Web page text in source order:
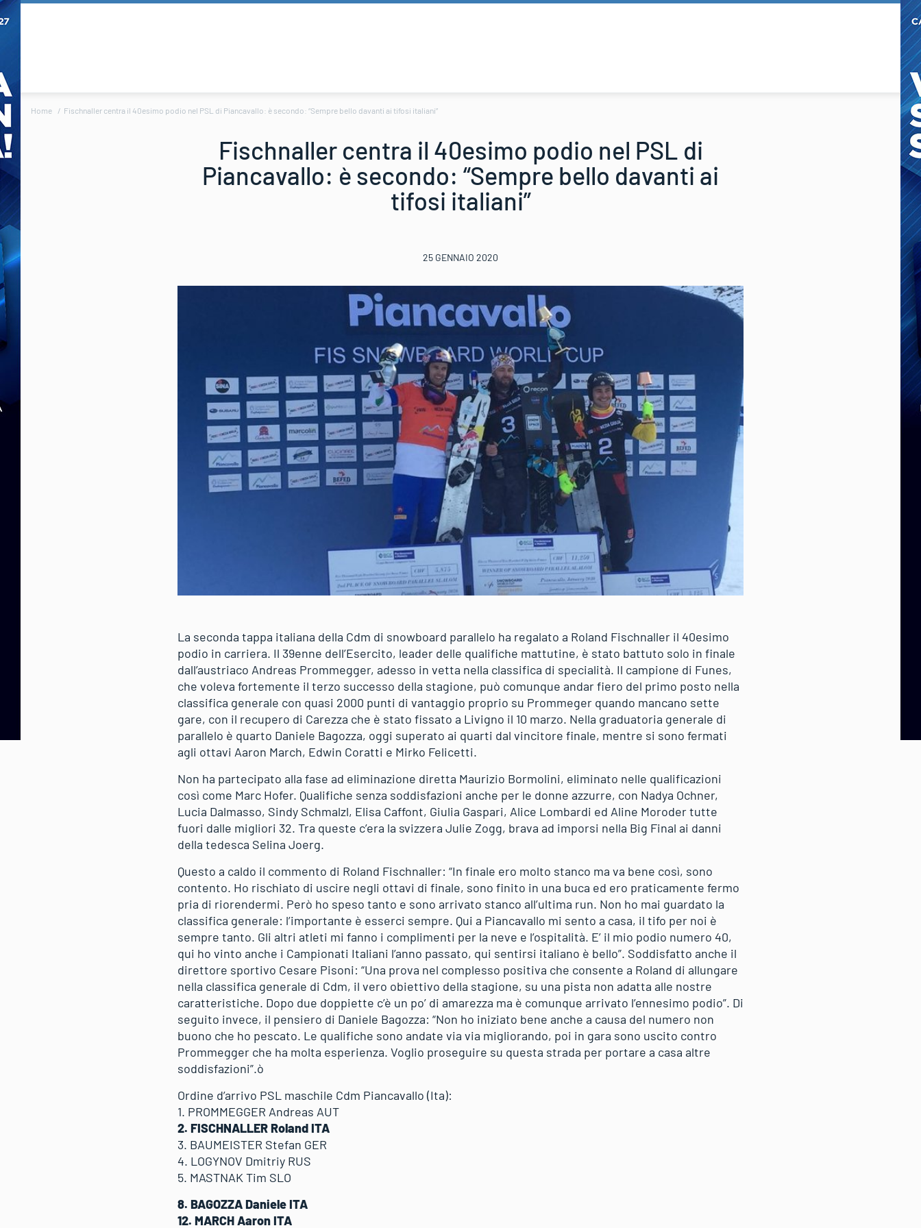
Home Fischnaller centra il 40esimo podio nel PSL di Piancavallo: è secondo: “Sempre bello davanti ai tifosi italiani”
Fischnaller centra il 40esimo podio nel PSL di
Piancavallo: è secondo: “Sempre bello davanti ai
tifosi italiani”
25 GENNAIO 2020
La seconda tappa italiana della Cdm di snowboard parallelo ha regalato a Roland Fischnaller il 40esimo
podio in carriera. Il 39enne dell’Esercito, leader delle qualifiche mattutine, è stato battuto solo in finale
dall’austriaco Andreas Prommegger, adesso in vetta nella classifica di specialità. Il campione di Funes,
che voleva fortemente il terzo successo della stagione, può comunque andar fiero del primo posto nella
classifica generale con quasi 2000 punti di vantaggio proprio su Prommeger quando mancano sette
gare, con il recupero di Carezza che è stato fissato a Livigno il 10 marzo. Nella graduatoria generale di
parallelo è quarto Daniele Bagozza, oggi superato ai quarti dal vincitore finale, mentre si sono fermati
agli ottavi Aaron March, Edwin Coratti e Mirko Felicetti.
Non ha partecipato alla fase ad eliminazione diretta Maurizio Bormolini, eliminato nelle qualificazioni
così come Marc Hofer. Qualifiche senza soddisfazioni anche per le donne azzurre, con Nadya Ochner,
Lucia Dalmasso, Sindy Schmalzl, Elisa Caffont, Giulia Gaspari, Alice Lombardi ed Aline Moroder tutte
fuori dalle migliori 32. Tra queste c’era la svizzera Julie Zogg, brava ad imporsi nella Big Final ai danni
della tedesca Selina Joerg.
Questo a caldo il commento di Roland Fischnaller: “In finale ero molto stanco ma va bene così, sono
contento. Ho rischiato di uscire negli ottavi di finale, sono finito in una buca ed ero praticamente fermo
pria di riorendermi. Però ho speso tanto e sono arrivato stanco all’ultima run. Non ho mai guardato la
classifica generale: l’importante è esserci sempre. Qui a Piancavallo mi sento a casa, il tifo per noi è
sempre tanto. Gli altri atleti mi fanno i complimenti per la neve e l’ospitalità. E’ il mio podio numero 40,
qui ho vinto anche i Campionati Italiani l’anno passato, qui sentirsi italiano è bello”. Soddisfatto anche il
direttore sportivo Cesare Pisoni: “Una prova nel complesso positiva che consente a Roland di allungare
nella classifica generale di Cdm, il vero obiettivo della stagione, su una pista non adatta alle nostre
caratteristiche. Dopo due doppiette c’è un po’ di amarezza ma è comunque arrivato l’ennesimo podio”. Di
seguito invece, il pensiero di Daniele Bagozza: “Non ho iniziato bene anche a causa del numero non
buono che ho pescato. Le qualifiche sono andate via via migliorando, poi in gara sono uscito contro
Prommegger che ha molta esperienza. Voglio proseguire su questa strada per portare a casa altre
soddisfazioni”.ò
Ordine d’arrivo PSL maschile Cdm Piancavallo (Ita):
1. PROMMEGGER Andreas AUT
2. FISCHNALLER Roland ITA
3. BAUMEISTER Stefan GER
4. LOGYNOV Dmitriy RUS
5. MASTNAK Tim SLO
8. BAGOZZA Daniele ITA
12. MARCH Aaron ITA